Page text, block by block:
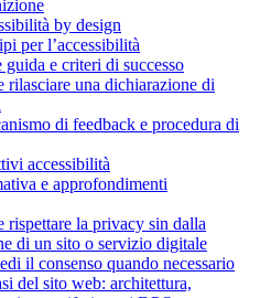
by design
per l’accessibilità
guida e criteri di successo
rilasciare una dichiarazione di
di feedback e procedura di
accessibilità
e approfondimenti
rispettare la privacy sin dalla
di un sito o servizio digitale
il consenso quando necessario
del sito web: architettura,